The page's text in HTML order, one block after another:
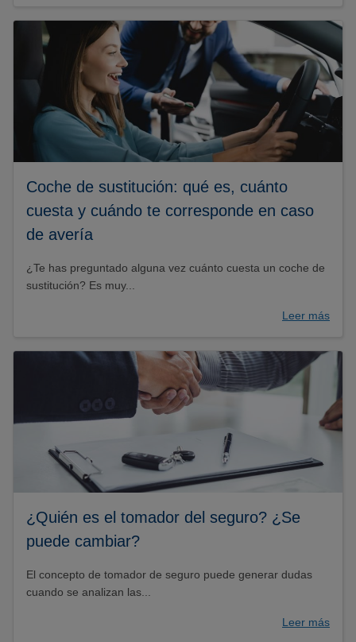
Coche de sustitución: qué es, cuánto
cuesta y cuándo te corresponde en caso
de avería
¿Te has preguntado alguna vez cuánto cuesta un coche de
sustitución? Es muy...
Leer más
¿Quién es el tomador del seguro? ¿Se
puede cambiar?
El concepto de tomador de seguro puede generar dudas
cuando se analizan las...
Leer más